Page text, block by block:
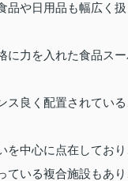
や日用品も幅広く
に力を入れた食品ス
良く配置されてい
中心に点在してお
いる複合施設もあ